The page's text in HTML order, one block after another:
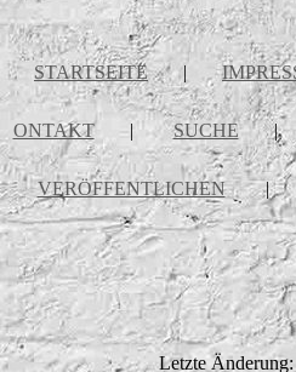
STARTSEITE |
ONTAKT | SUCHE |
VERÖFFENTLICHEN |
Letzte